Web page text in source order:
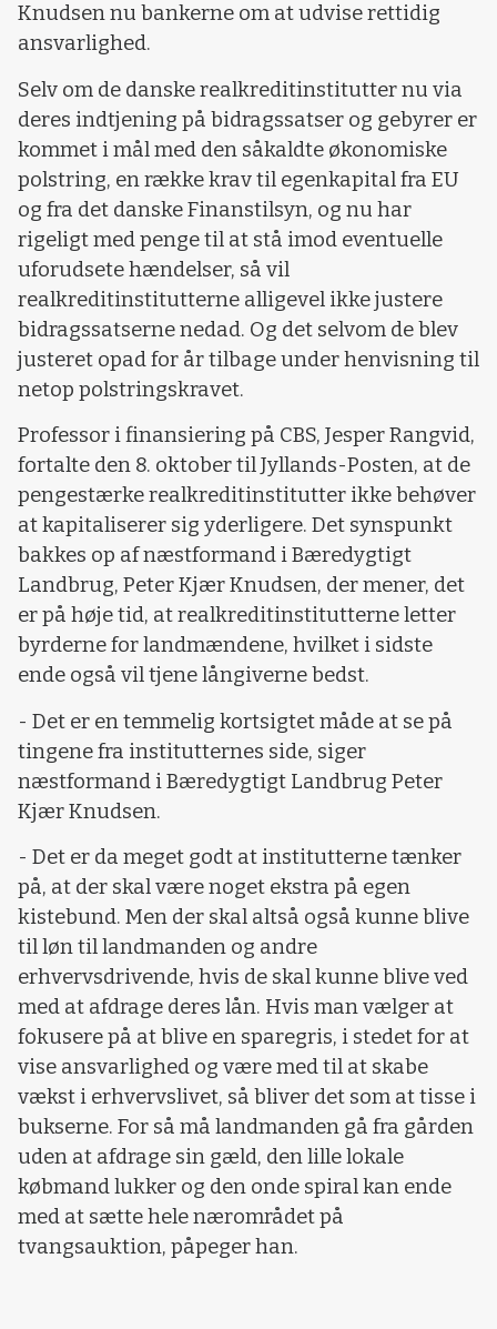
Knudsen nu bankerne om at udvise rettidig
ansvarlighed.
Selv om de danske realkreditinstitutter nu via
deres indtjening på bidragssatser og gebyrer er
kommet i mål med den såkaldte økonomiske
polstring, en række krav til egenkapital fra EU
og fra det danske Finanstilsyn, og nu har
rigeligt med penge til at stå imod eventuelle
uforudsete hændelser, så vil
realkreditinstitutterne alligevel ikke justere
bidragssatserne nedad. Og det selvom de blev
justeret opad for år tilbage under henvisning til
netop polstringskravet.
Professor i finansiering på CBS, Jesper Rangvid,
fortalte den 8. oktober til Jyllands-Posten, at de
pengestærke realkreditinstitutter ikke behøver
at kapitaliserer sig yderligere. Det synspunkt
bakkes op af næstformand i Bæredygtigt
Landbrug, Peter Kjær Knudsen, der mener, det
er på høje tid, at realkreditinstitutterne letter
byrderne for landmændene, hvilket i sidste
ende også vil tjene långiverne bedst.
- Det er en temmelig kortsigtet måde at se på
tingene fra institutternes side, siger
næstformand i Bæredygtigt Landbrug Peter
Kjær Knudsen.
- Det er da meget godt at institutterne tænker
på, at der skal være noget ekstra på egen
kistebund. Men der skal altså også kunne blive
til løn til landmanden og andre
erhvervsdrivende, hvis de skal kunne blive ved
med at afdrage deres lån. Hvis man vælger at
fokusere på at blive en sparegris, i stedet for at
vise ansvarlighed og være med til at skabe
vækst i erhvervslivet, så bliver det som at tisse i
bukserne. For så må landmanden gå fra gården
uden at afdrage sin gæld, den lille lokale
købmand lukker og den onde spiral kan ende
med at sætte hele nærområdet på
tvangsauktion, påpeger han.